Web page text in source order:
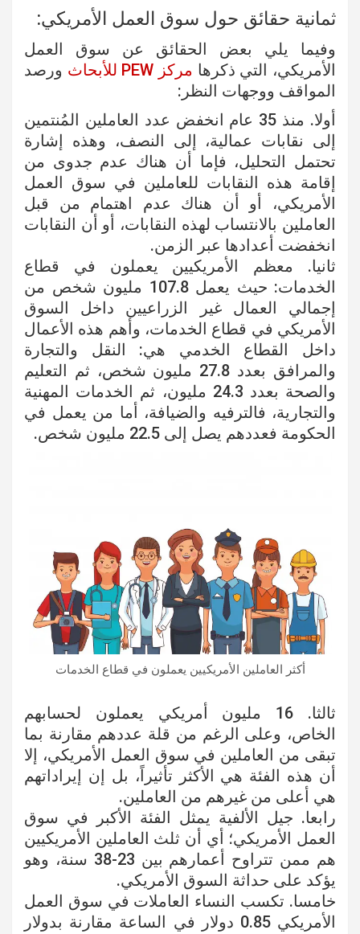
ثمانية حقائق حول سوق العمل الأمريكي:
وفيما يلي بعض الحقائق عن سوق العمل
الأمريكي، التي ذكرها مركز PEW للأبحاث
ورصد
المواقف ووجهات النظر:
أولا. منذ 35 عام انخفض عدد العاملين المُنتمين
إلى نقابات عمالية، إلى النصف، وهذه إشارة
تحتمل التحليل، فإما أن هناك عدم جدوى من
إقامة هذه النقابات للعاملين في سوق العمل
الأمريكي، أو أن هناك عدم اهتمام من قبل
العاملين بالانتساب لهذه النقابات، أو أن النقابات
انخفضت أعدادها عبر الزمن.
ثانيا. معظم الأمريكيين يعملون في قطاع
الخدمات: حيث يعمل 107.8 مليون شخص من
إجمالي العمال غير الزراعيين داخل السوق
الأمريكي في قطاع الخدمات، وأهم هذه الأعمال
داخل القطاع الخدمي هي: النقل والتجارة
والمرافق بعدد 27.8 مليون شخص، ثم التعليم
والصحة بعدد 24.3 مليون، ثم الخدمات المهنية
والتجارية، فالترفيه والضيافة، أما من يعمل في
الحكومة فعددهم يصل إلى 22.5 مليون شخص.
أكثر العاملين الأمريكيين يعملون في قطاع الخدمات
ثالثا. 16 مليون أمريكي يعملون لحسابهم
الخاص، وعلى الرغم من قلة عددهم مقارنة بما
تبقى من العاملين في سوق العمل الأمريكي، إلا
أن هذه الفئة هي الأكثر تأثيراً، بل إن إيراداتهم
هي أعلى من غيرهم من العاملين.
رابعا. جيل الألفية يمثل الفئة الأكبر في سوق
العمل الأمريكي؛ أي أن ثلث العاملين الأمريكيين
هم ممن تتراوح أعمارهم بين 23-38 سنة، وهو
يؤكد على حداثة السوق الأمريكي.
خامسا. تكسب النساء العاملات في سوق العمل
الأمريكي 0.85 دولار في الساعة مقارنة بدولار